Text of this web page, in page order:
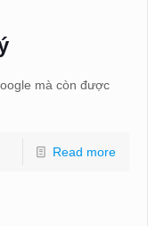
mà còn được
Read more